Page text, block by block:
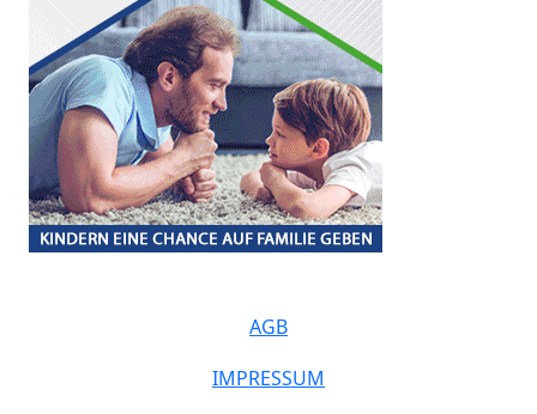
AGB
IMPRESSUM